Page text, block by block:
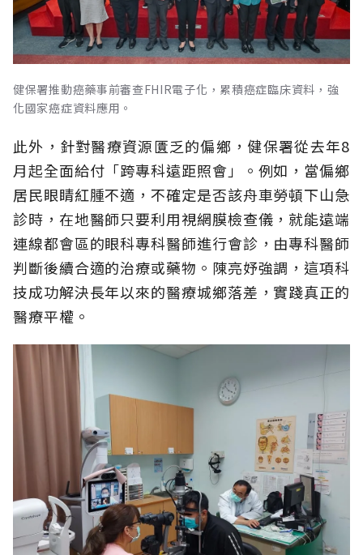
健保署推動癌藥事前審查FHIR電子化，累積癌症臨床資料，強
化國家癌症資料應用。
此外，針對醫療資源匱乏的偏鄉，健保署從去年8
月起全面給付「跨專科遠距照會」。例如，當偏鄉
居民眼睛紅腫不適，不確定是否該舟車勞頓下山急
診時，在地醫師只要利用視網膜檢查儀，就能遠端
連線都會區的眼科專科醫師進行會診，由專科醫師
判斷後續合適的治療或藥物。陳亮妤強調，這項科
技成功解決長年以來的醫療城鄉落差，實踐真正的
醫療平權。